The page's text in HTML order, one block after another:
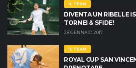
IL TEAM
DIVENTA UN RIBELLE
TORNEI & SFIDE!
28 GENNAIO 2017
IL TEAM
ROYAL CUP SAN